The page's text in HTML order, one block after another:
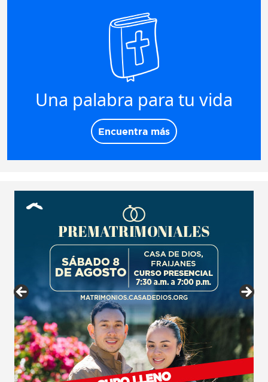
Una palabra para tu vida
Encuentra más